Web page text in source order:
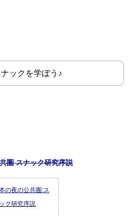
ックを学ぼう♪
圏 スナック研究序説
の夜の公共圏:ス
ク研究序説